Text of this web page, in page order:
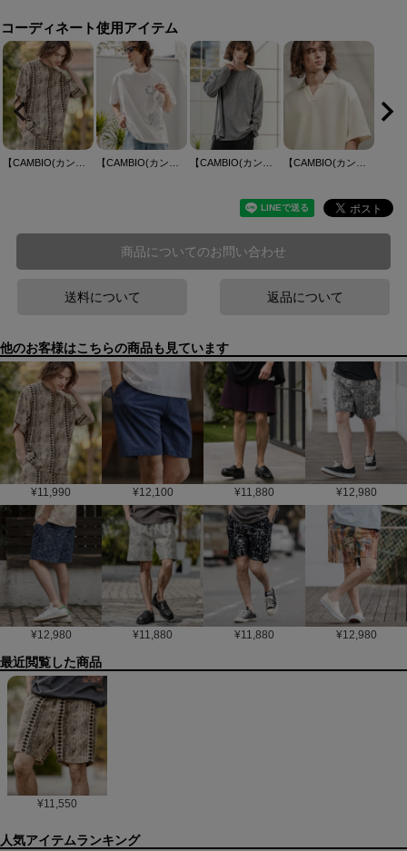
コーディネート使用アイテム
商品についてのお問い合わせ
送料について 返品について
他のお客様はこちらの商品も見ています
¥11,990 ¥12,100 ¥11,880 ¥12,980
¥12,980 ¥11,880 ¥11,880 ¥12,980
最近閲覧した商品
¥11,550